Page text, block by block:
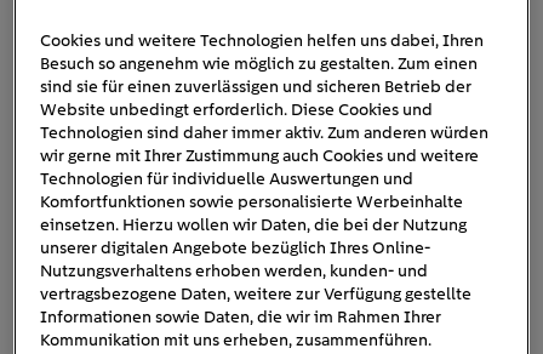
peugeot-e-expert-hydrogen
Cookies und weitere Technologien helfen uns dabei, Ihren
Besuch so angenehm wie möglich zu gestalten. Zum einen
sind sie für einen zuverlässigen und sicheren Betrieb der
Website unbedingt erforderlich. Diese Cookies und
Technologien sind daher immer aktiv. Zum anderen würden
wir gerne mit Ihrer Zustimmung auch Cookies und weitere
Technologien für individuelle Auswertungen und
Komfortfunktionen sowie personalisierte Werbeinhalte
einsetzen. Hierzu wollen wir Daten, die bei der Nutzung
unserer digitalen Angebote bezüglich Ihres Online-
Nutzungsverhaltens erhoben werden, kunden- und
vertragsbezogene Daten, weitere zur Verfügung gestellte
Informationen sowie Daten, die wir im Rahmen Ihrer
Kommunikation mit uns erheben, zusammenführen.